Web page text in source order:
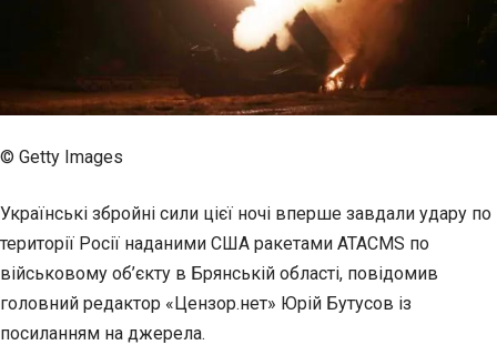
© Getty Images
Українські збройні сили цієї ночі вперше завдали удару по
території Росії наданими США ракетами ATACMS по
військовому об’єкту в Брянській області, повідомив
головний редактор «Цензор.нет» Юрій Бутусов із
посиланням на джерела.